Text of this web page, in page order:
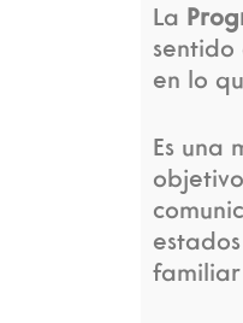
La
en lo
Es una